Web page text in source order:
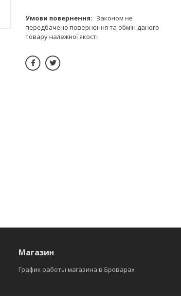
Законом не
передбачено повернення та обмін даного
товару належної якості
Магазин
График работы магазина в Броварах